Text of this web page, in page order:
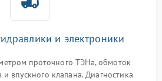
и электроники
проточного ТЭНа, обмоток
и впускного клапана. Диагностика